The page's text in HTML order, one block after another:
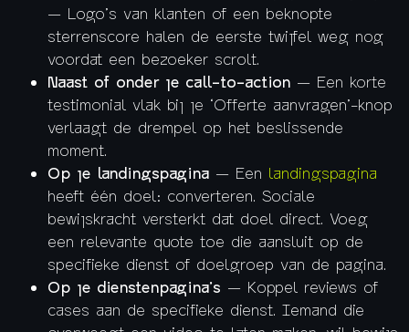
— Logo’s van klanten of een beknopte
sterrenscore halen de eerste twijfel weg nog
voordat een bezoeker scrolt.
Naast of onder je call-to-action — Een korte
testimonial vlak bij je ‘Offerte aanvragen’-knop
verlaagt de drempel op het beslissende
moment.
Op je landingspagina — Een landingspagina
heeft één doel: converteren. Sociale
bewijskracht versterkt dat doel direct. Voeg
een relevante quote toe die aansluit op de
specifieke dienst of doelgroep van de pagina.
Op je dienstenpagina’s — Koppel reviews of
cases aan de specifieke dienst. Iemand die